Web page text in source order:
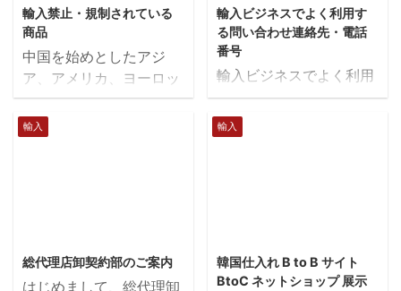
輸入禁止・規制されている
商品
中国を始めとしたアジ
ア、アメリカ、ヨーロッ
パなどの欧米から商品を
輸入する際に、気をつけ
なければいけない「輸入
とをお話します。今から
輸入ビジネスでよく利用す
る問い合わせ連絡先・電話
番号
輸入ビジネスでよく利用
する問い合わせ連絡先・
電話番号 輸入ビジネス
で成功する人は、必ずと
たら即効で電話するので
輸入
総代理店卸契約部のご案内
はじめまして、総代理卸
輸入
韓国仕入れ B to B サイト
BtoC ネットショップ 展示